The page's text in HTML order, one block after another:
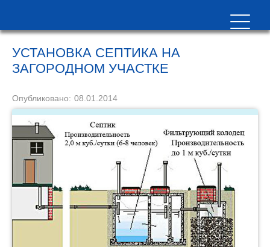
УСТАНОВКА СЕПТИКА НА
ЗАГОРОДНОМ УЧАСТКЕ
Опубликовано: 08.01.2014